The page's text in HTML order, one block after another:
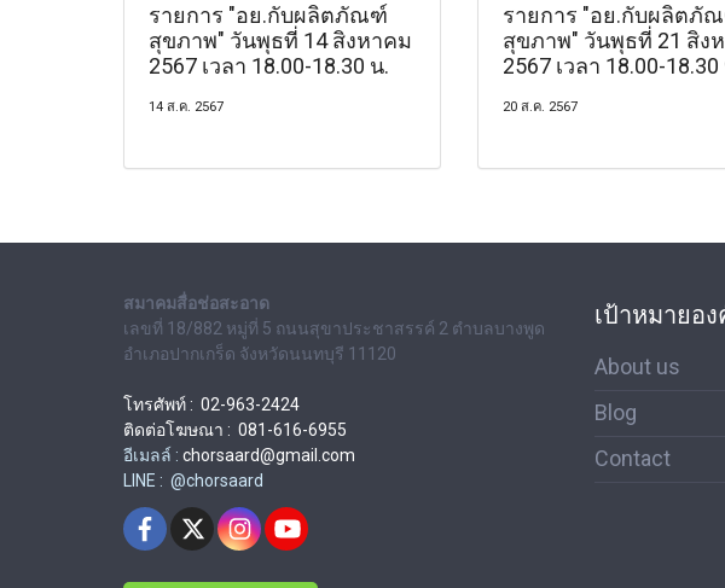
รายการ "อย.กับผลิตภัณฑ์
สุขภาพ" วันพุธที่ 14 สิงหาคม
2567 เวลา 18.00-18.30 น.
14 ส.ค. 2567
รายการ "อย.กับผลิตภั
สุขภาพ" วันพุธที่ 21 สิง
2567 เวลา 18.00-18.30
20 ส.ค. 2567
สมาคมสื่อช่อสะอาด
เลขที่ 18/882 หมู่ที่ 5 ถนนสุขาประชาสรรค์ 2 ตำบลบางพูด
อำเภอปากเกร็ด จังหวัดนนทบุรี 11120
โทรศัพท์ : 02-963-2424
ติดต่อโฆษณา : 081-616-6955
อีเมลล์ : chorsaard@gmail.com
LINE : @chorsaard
เป้าหมายอง
About us
Blog
Contact